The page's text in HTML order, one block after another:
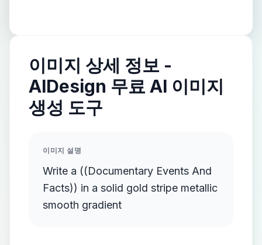
이미지 상세 정보 -
AIDesign 무료 AI 이미지
생성 도구
이미지 설명
Write a ((Documentary Events And
Facts)) in a solid gold stripe metallic
smooth gradient